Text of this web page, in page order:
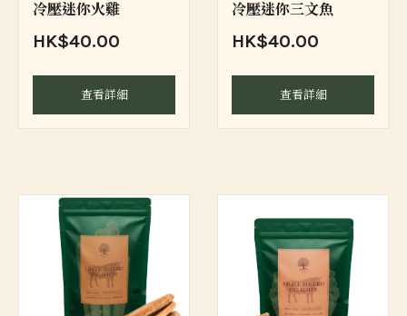
冷壓迷你火雞
HK$40.00
查看詳細
冷壓迷你三文魚
HK$40.00
查看詳細